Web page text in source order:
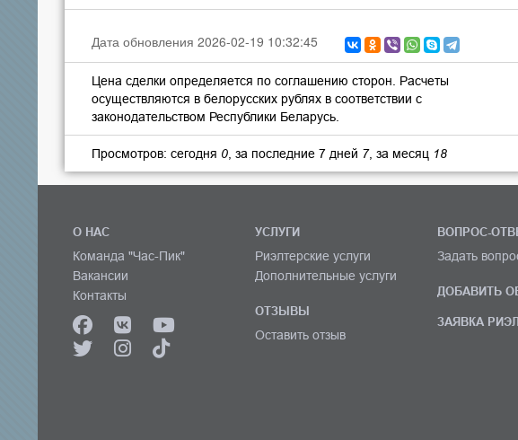
Дата обновления 2026-02-19 10:32:45
Цена сделки определяется по соглашению сторон. Расчеты
осуществляются в белорусских рублях в соответствии с
законодательством Республики Беларусь.
Просмотров: сегодня 0 , за последние 7 дней 7, за месяц 18
О НАС
Команда "Час-Пик"
Вакансии
Контакты
УСЛУГИ
Риэлтерские услуги
Дополнительные услуги
ОТЗЫВЫ
Оставить отзыв
ВОПРОС-
Задать
ДОБАВИТЬ
ЗАЯВКА